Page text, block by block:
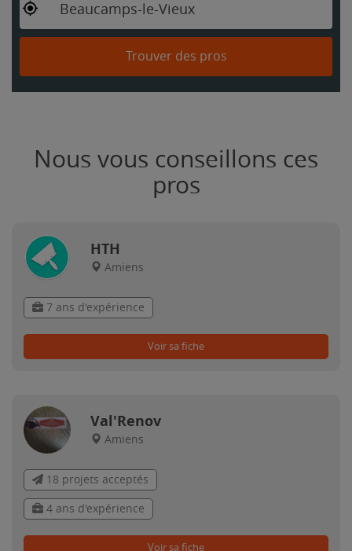
Beaucamps-le-Vieux
Trouver des pros
Nous vous conseillons ces
pros
HTH
Amiens
7 ans d'expérience
Voir sa fiche
Val'Renov
Amiens
18 projets acceptés
4 ans d'expérience
Voir sa fiche